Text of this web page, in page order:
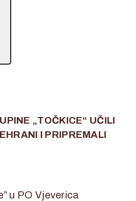
„TOČKICE“ UČILI
I PRIPREMALI
u PO Vjeverica